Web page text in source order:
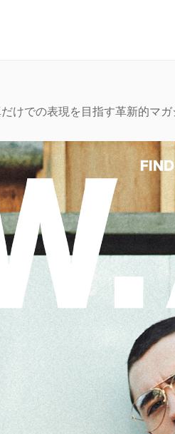
けでの表現を目指す革新的マガ